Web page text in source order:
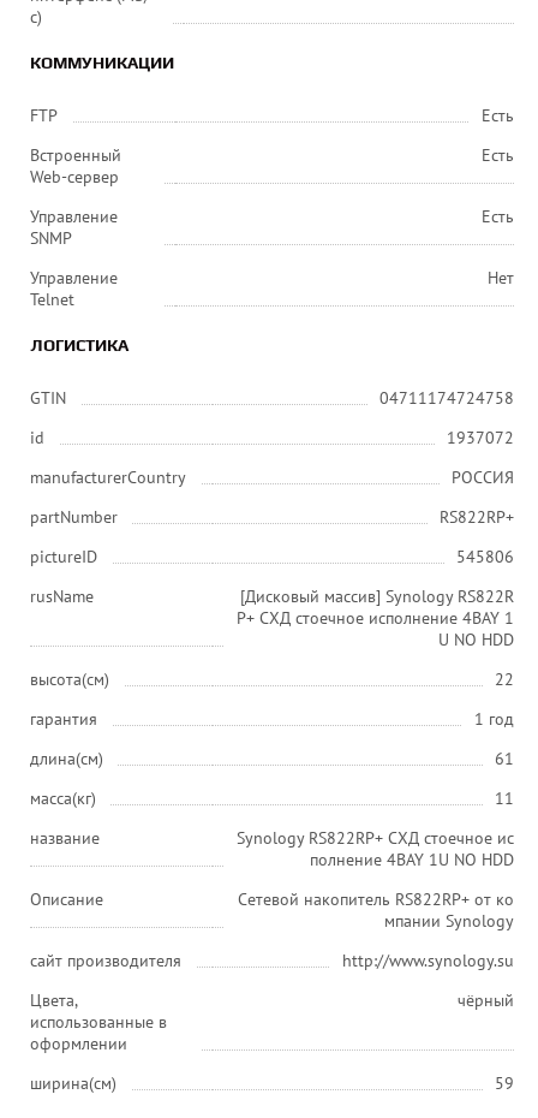
с)
КОММУНИКАЦИИ
FTP
Есть
Встроенный
Web-сервер
Есть
Управление
SNMP
Есть
Управление
Telnet
Нет
ЛОГИСТИКА
GTIN
04711174724758
id
1937072
manufacturerCountry
РОССИЯ
partNumber
RS822RP+
pictureID
545806
rusName
[Дисковый массив] Synology RS822R
P+ СХД стоечное исполнение 4BAY 1
U NO HDD
высота(см)
22
гарантия
1 год
длина(см)
61
масса(кг)
11
название
Synology RS822RP+ СХД стоечное ис
полнение 4BAY 1U NO HDD
Описание
Сетевой накопитель RS822RP+ от ко
мпании Synology
сайт производителя
http://www.synology.su
Цвета,
использованные в
оформлении
чёрный
ширина(см) 59